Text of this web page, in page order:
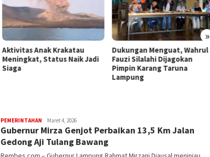
»
Aktivitas Anak Krakatau
Meningkat, Status Naik Jadi
Siaga
Dukungan Menguat, Wahrul
Fauzi Silalahi Dijagokan
Pimpin Karang Taruna
Lampung
PEMERINTAHAN redaksi
rembes
Maret 4, 2026
Gubernur Mirza Genjot Perbaikan 13,5 Km Jalan
Gedong Aji Tulang Bawang